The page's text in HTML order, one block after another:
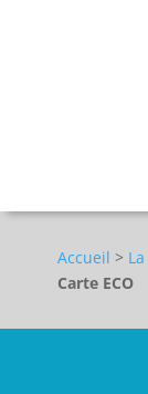
Accueil >
Carte ECO